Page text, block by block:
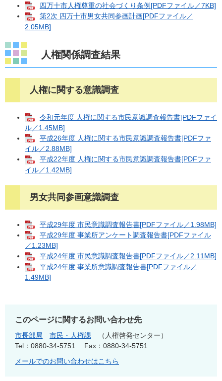
四万十市人権尊重の社会づくり条例[PDFファイル／7KB]
第2次 四万十市男女共同参画計画[PDFファイル／
2.05MB]
人権関係調査結果
人権に関する意識調査
令和元年度 人権に関する市民意識調査報告書[PDFファイ
ル／1.45MB]
平成26年度 人権に関する市民意識調査報告書[PDFファ
イル／2.88MB]
平成22年度 人権に関する市民意識調査報告書[PDFファ
イル／1.42MB]
男女共同参画意識調査
平成29年度 市民意識調査報告書[PDFファイル／1.98MB]
平成29年度 事業所アンケート調査報告書[PDFファイル
／1.23MB]
平成24年度 市民意識調査報告書[PDFファイル／2.11MB]
平成24年度 事業所意識調査報告書[PDFファイル／
1.49MB]
このページに関するお問い合わせ先
市長部局 市民・人権課
人権啓発センター
Tel：0880-34-5751
Fax：0880-34-5751
メールでのお問い合わせはこちら